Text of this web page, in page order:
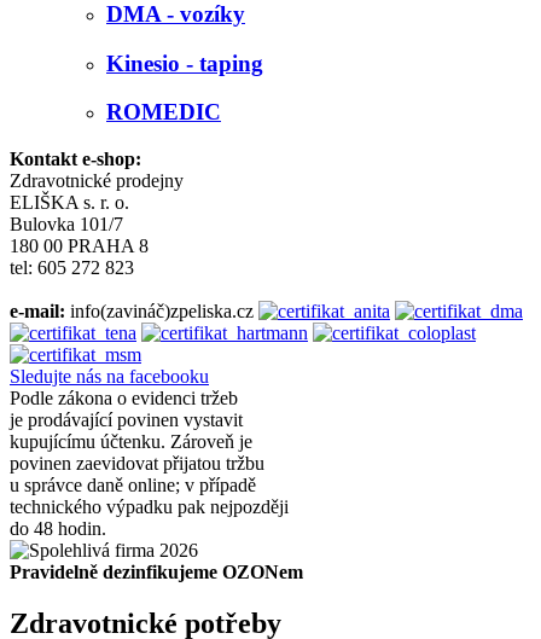
DMA - vozíky
Kinesio - taping
ROMEDIC
Kontakt e-shop:
Zdravotnické prodejny
ELIŠKA s. r. o.
Bulovka 101/7
180 00 PRAHA 8
tel: 605 272 823
e-mail: info(zavináč)zpeliska.cz
Sledujte nás na facebooku
Podle zákona o evidenci tržeb
je prodávající povinen vystavit
kupujícímu účtenku. Zároveň je
povinen zaevidovat přijatou tržbu
u správce daně online; v případě
technického výpadku pak nejpozději
do 48 hodin.
Pravidelně dezinfikujeme OZONem
Zdravotnické potřeby